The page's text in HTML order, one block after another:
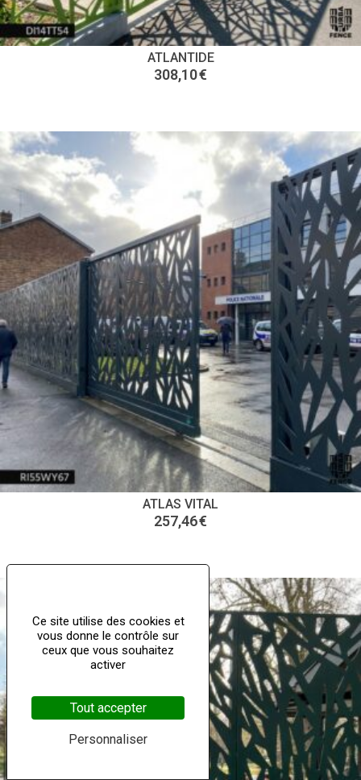
ATLANTIDE
308,10€
ATLAS VITAL
257,46€
Ce site utilise des cookies et
vous donne le contrôle sur
ceux que vous souhaitez
activer
Tout accepter
Personnaliser